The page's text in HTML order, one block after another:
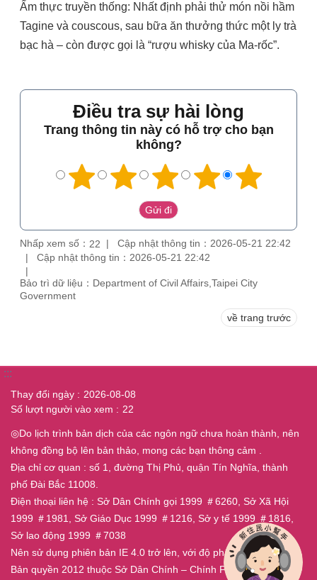
Ẩm thực truyền thống: Nhất định phải thử món nồi hầm
Tagine và couscous, sau bữa ăn thưởng thức một ly trà
bạc hà – còn được gọi là “rượu whisky của Ma-rốc”.
Điều tra sự hài lòng
Trang thông tin này có hỗ trợ cho bạn
không?
Nhấp xem số： 22
Cập nhật thông tin：2026-05-21 22:42
Cập nhật thông tin：2026-05-21 22:42
Bảo trì dữ liệu：Department of Civil Affairs,Taipei City
Government
về trang trước
:::
Thay đổi ngày
2026-08-08
Số lượt người vào xem
22
◎Do lịch trình bản dịch của các ngôn ngữ chưa hoàn thành, nên
không đồng bộ lên bản thảo, mong các bạn thông cảm .
Địa chỉ cơ quan : số 1, đường Thị Phủ, quận Tín Nghĩa, thành
phố Đài Bắc 11008.
Điện thoại liên hệ : Sở Dân Chính gọi 1999 ＃6260, Sở Xã Hội
1999 ＃1981, Sở Giáo Dục 1999 ＃1216, Sở y tế 1999 ＃1816,
Sở lao động 1999 ＃7038
Nên sử dụng phiên bản IE 4.0 trở lên, với độ phân giải 800x600.
Bản quyền 2012 thuộc Sở Dân Chính – Chính Phủ Thành Phố